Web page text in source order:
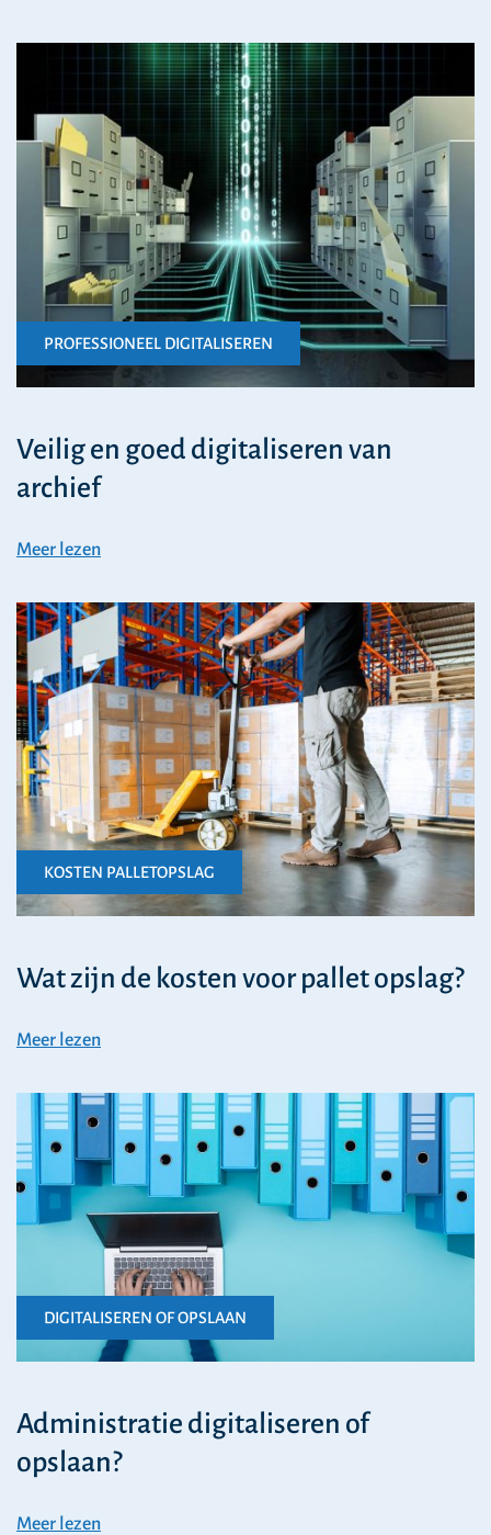
PROFESSIONEEL DIGITALISEREN
Veilig en goed digitaliseren van
archief
Meer lezen
KOSTEN PALLETOPSLAG
Wat zijn de kosten voor pallet opslag?
Meer lezen
DIGITALISEREN OF OPSLAAN
Administratie digitaliseren of
opslaan?
Meer lezen